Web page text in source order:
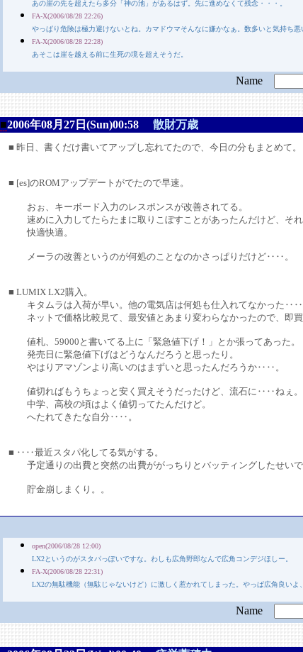
あの崖の先を超えたら多分「神の池」があるはず。先に進めなくて残念・・・。
FA-X(2006/08/28 22:26)
やっぱり危険は極力避けないとね。カマドウマそんなに嫌かなぁ。数多いと気持ち
FA-X(2006/08/28 22:28)
あそこは崖を越える前に生死の境を超えそうだ。
Name
■2006年08月27日(Sun)00:58 散財万歳
■ 昨日、書くだけ書いてアップし忘れてたので、今日の分もまとめて。
■ [es]のROMアップデートがでたので早速。
おぉ、キーボード入力のレスポンスが改善されてる。
速めに入力してたらたまに取りこぼすことがあったんだけど、それ
快適快適。
メーラの改善というのが何処のことなのかさっぱりだけど‥‥。
■ LUMIX LX2購入。
キタムラは入荷が早い。他の電気店は何処も仕入れてなかった‥‥
ネットで価格比較見て、最安値とあまり変わらなかったので、即買
値札、59000と書いてる上に「緊急値下げ！」とか張ってあった。
発売日に緊急値下げはどうなんだろうと思ったり。
やはりアマゾンより高いのはまずいと思ったんだろうか‥‥。
値切ればもうちょっと安く買えそうだったけど、流石に‥‥ねぇ。
中学、高校の頃はよく値切ってたんだけど。
へたれてきたな自分‥‥。
■ ‥‥最近スタパ化してる気がする。
予定通りの出費と突然の出費ががっちりとバッティングしたせいで
貯金崩しまくり。。
open(2006/08/28 12:00)
LX2というのがスタパっぽいですな。わしも広角野郎なんで広角コンデジほしー。
FA-X(2006/08/28 22:31)
LX2の無駄機能（無駄じゃないけど）に激しく惹かれてしまった。やっぱ広角良いよ
Name